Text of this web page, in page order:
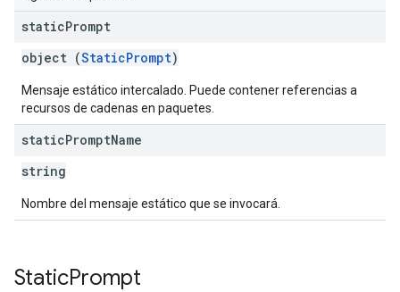
staticPrompt
object (StaticPrompt)
Mensaje estático intercalado. Puede contener referencias a
recursos de cadenas en paquetes.
staticPromptName
string
Nombre del mensaje estático que se invocará.
StaticPrompt